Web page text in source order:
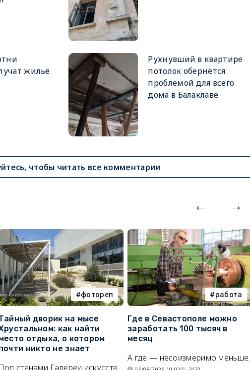
жильё
Рухнувший в квартире
потолок обернётся
проблемой для всего
дома в Балаклаве
чтобы читать все комментарии
фотореп
дворик на мысе
как найти
отдыха, о котором
никто не знает
Под стенами Галереи искусств
работа
Где в Севастополе можно
заработать 100 тысяч в
месяц
А где — несоизмеримо меньше.